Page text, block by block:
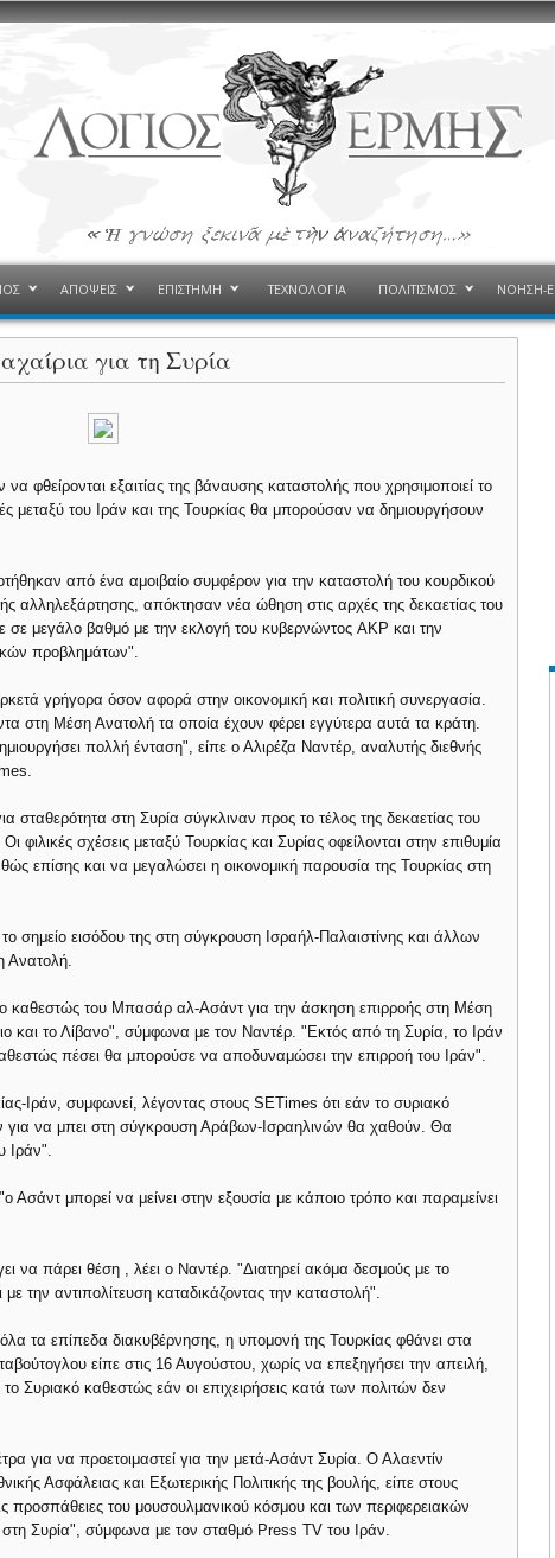
ΑΠΟΨΕΙΣ ΕΠΙΣΤΗΜΗ ΤΕΧΝΟΛΟΓΙΑ ΠΟΛΙΤΙΣΜΟΣ ΝΟΗΣΗ-
για τη Συρία
φθείρονται εξαιτίας της βάναυσης καταστολής που χρησιμοποιεί το
μεταξύ του Ιράν και της Τουρκίας θα μπορούσαν να δημιουργήσουν
από ένα αμοιβαίο συμφέρον για την καταστολή του κουρδικού
αλληλεξάρτησης, απόκτησαν νέα ώθηση στις αρχές της δεκαετίας του
μεγάλο βαθμό με την εκλογή του κυβερνώντος AKP και την
προβλημάτων".
γρήγορα όσον αφορά στην οικονομική και πολιτική συνεργασία.
στη Μέση Ανατολή τα οποία έχουν φέρει εγγύτερα αυτά τα κράτη.
πολλή ένταση", είπε ο Αλιρέζα Ναντέρ, αναλυτής διεθνής
σταθερότητα στη Συρία σύγκλιναν προς το τέλος της δεκαετίας του
φιλικές σχέσεις μεταξύ Τουρκίας και Συρίας οφείλονται στην επιθυμία
επίσης και να μεγαλώσει η οικονομική παρουσία της Τουρκίας στη
σημείο εισόδου της στη σύγκρουση Ισραήλ-Παλαιστίνης και άλλων
Ανατολή.
καθεστώς του Μπασάρ αλ-Ασάντ για την άσκηση επιρροής στη Μέση
και το Λίβανο", σύμφωνα με τον Ναντέρ. "Εκτός από τη Συρία, το Ιράν
πέσει θα μπορούσε να αποδυναμώσει την επιρροή του Ιράν".
Ιράν, συμφωνεί, λέγοντας στους SETimes ότι εάν το συριακό
για να μπει στη σύγκρουση Αράβων-Ισραηλινών θα χαθούν. Θα
Ιράν".
Ασάντ μπορεί να μείνει στην εξουσία με κάποιο τρόπο και παραμείνει
να πάρει θέση , λέει ο Ναντέρ. "Διατηρεί ακόμα δεσμούς με το
την αντιπολίτευση καταδικάζοντας την καταστολή".
τα επίπεδα διακυβέρνησης, η υπομονή της Τουρκίας φθάνει στα
είπε στις 16 Αυγούστου, χωρίς να επεξηγήσει την απειλή,
Συριακό καθεστώς εάν οι επιχειρήσεις κατά των πολιτών δεν
για να προετοιμαστεί για την μετά-Ασάντ Συρία. Ο Αλαεντίν
Ασφάλειας και Εξωτερικής Πολιτικής της βουλής, είπε στους
προσπάθειες του μουσουλμανικού κόσμου και των περιφερειακών
Συρία", σύμφωνα με τον σταθμό Press TV του Ιράν.